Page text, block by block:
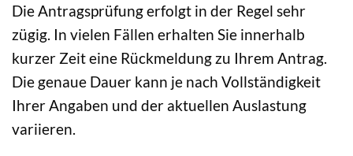
Die Antragsprüfung erfolgt in der Regel sehr
zügig. In vielen Fällen erhalten Sie innerhalb
kurzer Zeit eine Rückmeldung zu Ihrem Antrag.
Die genaue Dauer kann je nach Vollständigkeit
Ihrer Angaben und der aktuellen Auslastung
variieren.